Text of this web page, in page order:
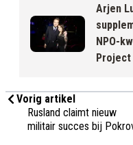
Arjen
NPO-
Project
Vorig artikel
Rusland claimt nieuw
militair succes bij